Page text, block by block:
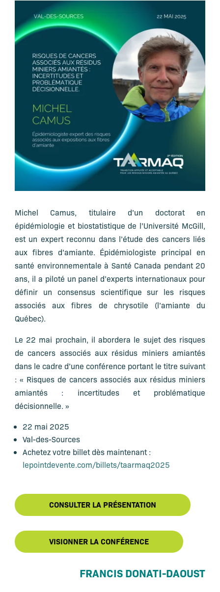
Michel Camus, titulaire d’un doctorat en
épidémiologie et biostatistique de l’Université McGill,
est un expert reconnu dans l’étude des cancers liés
aux fibres d’amiante. Épidémiologiste principal en
santé environnementale à Santé Canada pendant 20
ans, il a piloté un panel d’experts internationaux pour
définir un consensus scientifique sur les risques
associés aux fibres de chrysotile (l’amiante du
Québec).
Le 22 mai prochain, il abordera le sujet des risques
de cancers associés aux résidus miniers amiantés
dans le cadre d’une conférence portant le titre suivant
: « Risques de cancers associés aux résidus miniers
amiantés : incertitudes et problématique
décisionnelle. »
22 mai 2025
Val-des-Sources
Achetez votre billet dès maintenant :
lepointdevente.com/billets/taarmaq2025
CONSULTER LA PRÉSENTATION
VISIONNER LA CONFÉRENCE
FRANCIS DONATI-DAOUST